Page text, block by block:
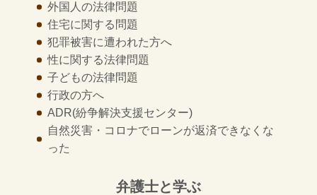
外国人の法律問題
住宅に関する問題
犯罪被害に遭われた方へ
性に関する法律問題
子どもの法律問題
行政の方へ
ADR(紛争解決支援センター)
自然災害・コロナでローンが返済できなくな
った
弁護士と学ぶ